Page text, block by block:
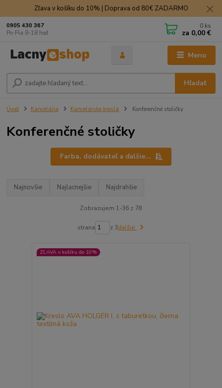
Zľava v košíku do 10% | Doprava od 80€ ZADARMO
Menu
Hľadať
0905 430 367
Po-Pia 8-18 hod.
0 ks
za 0,00 €
Úvod Kancelária Kancelárske kreslá Konferenčné stoličky
Konferenčné stoličky
Farba, dodávateľ a ďalšie...
Najnovšie Najlacnejšie Najdrahšie
Zobrazujem 1-36 z 78
strana z 3ďalšie
ZĽAVA v košíku do 10%